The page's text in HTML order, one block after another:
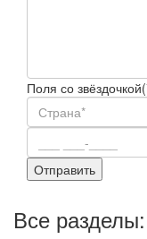
Поля со
Все разделы: